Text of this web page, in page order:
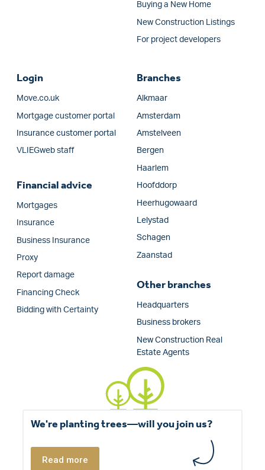
Buying a New Home
New Construction Listings
For project developers
Login
Move.co.uk
Mortgage customer portal
Insurance customer portal
VLIEGweb staff
Financial advice
Mortgages
Insurance
Business Insurance
Proxy
Report damage
Financing Check
Bidding with Certainty
Branches
Alkmaar
Amsterdam
Amstelveen
Bergen
Haarlem
Hoofddorp
Heerhugowaard
Lelystad
Schagen
Zaanstad
Other branches
Headquarters
Business brokers
New Construction Real
Estate Agents
We're planting trees—will you join us?
Read more